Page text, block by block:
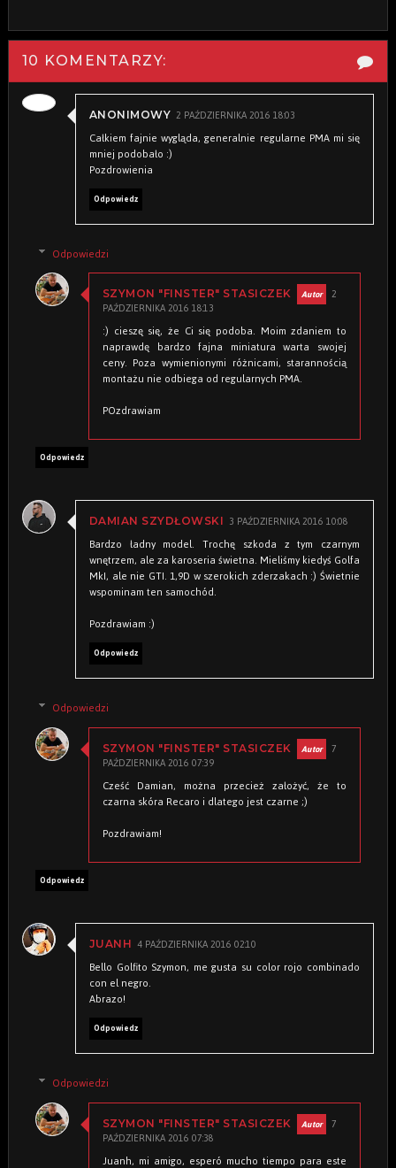
10 KOMENTARZY:
ANONIMOWY 2 PAŹDZIERNIKA 2016 18:03
Całkiem fajnie wygląda, generalnie regularne PMA mi się
mniej podobało :)
Pozdrowienia
Odpowiedz
Odpowiedzi
SZYMON "FINSTER" STASICZEK 2
PAŹDZIERNIKA 2016 18:13
:) cieszę się, że Ci się podoba. Moim zdaniem to
naprawdę bardzo fajna miniatura warta swojej
ceny. Poza wymienionymi różnicami, starannością
montażu nie odbiega od regularnych PMA.
POzdrawiam
Odpowiedz
DAMIAN SZYDŁOWSKI 3 PAŹDZIERNIKA 2016 10:08
Bardzo ładny model. Trochę szkoda z tym czarnym
wnętrzem, ale za karoseria świetna. Mieliśmy kiedyś Golfa
MkI, ale nie GTI. 1,9D w szerokich zderzakach :) Świetnie
wspominam ten samochód.
Pozdrawiam :)
Odpowiedz
Odpowiedzi
SZYMON "FINSTER" STASICZEK 7
PAŹDZIERNIKA 2016 07:39
Cześć Damian, można przecież założyć, że to
czarna skóra Recaro i dlatego jest czarne ;)
Pozdrawiam!
Odpowiedz
JUANH 4 PAŹDZIERNIKA 2016 02:10
Bello Golfito Szymon, me gusta su color rojo combinado
con el negro.
Abrazo!
Odpowiedz
Odpowiedzi
SZYMON "FINSTER" STASICZEK 7
PAŹDZIERNIKA 2016 07:38
Juanh, mi amigo, esperó mucho tiempo para este